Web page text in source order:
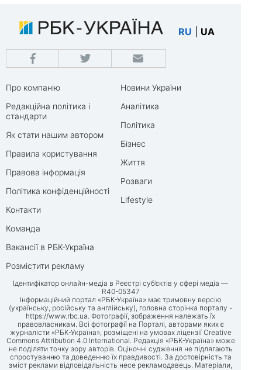
RU UA
Про компанію
Редакційна політика і
стандарти
Як стати нашим автором
Правила користування
Правова інформація
Політика конфіденційності
Контакти
Команда
Вакансії в РБК-Україна
Розмістити рекламу
Новини України
Аналітика
Політика
Бізнес
Життя
Розваги
Lifestyle
Ідентифікатор онлайн-медіа в Реєстрі суб’єктів у сфері медіа —
R40-05347
Інформаційний портал «РБК-Україна» має тримовну версію
(українську, російську та англійську), головна сторінка порталу -
https://www.rbc.ua. Фотографії, зображення належать їх
правовласникам. Всі фотографії на Порталі, авторами яких є
журналісти «РБК-Україна», розміщені на умовах ліцензії Creative
Commons Attribution 4.0 International. Редакція «РБК-Україна» може
не поділяти точку зору авторів. Оціночні судження не підлягають
спростуванню та доведенню їх правдивості. За достовірність та
зміст реклами відповідальність несе рекламодавець. Матеріали,